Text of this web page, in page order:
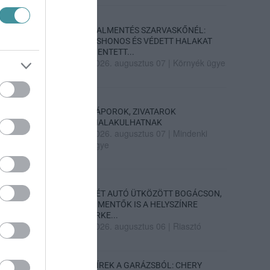
HALMENTÉS SZARVASKŐNÉL:
ŐSHONOS ÉS VÉDETT HALAKAT
MENTETT...
2026. augusztus 07 Környék ügye
ZÁPOROK, ZIVATAROK
KIALAKULHATNAK
2026. augusztus 07
Mindenki
ügye
KÉT AUTÓ ÜTKÖZÖTT BOGÁCSON,
A MENTŐK IS A HELYSZÍNRE
ÉRKE...
2026. augusztus 06 Riasztó
HÍREK A GARÁZSBÓL: CHERY